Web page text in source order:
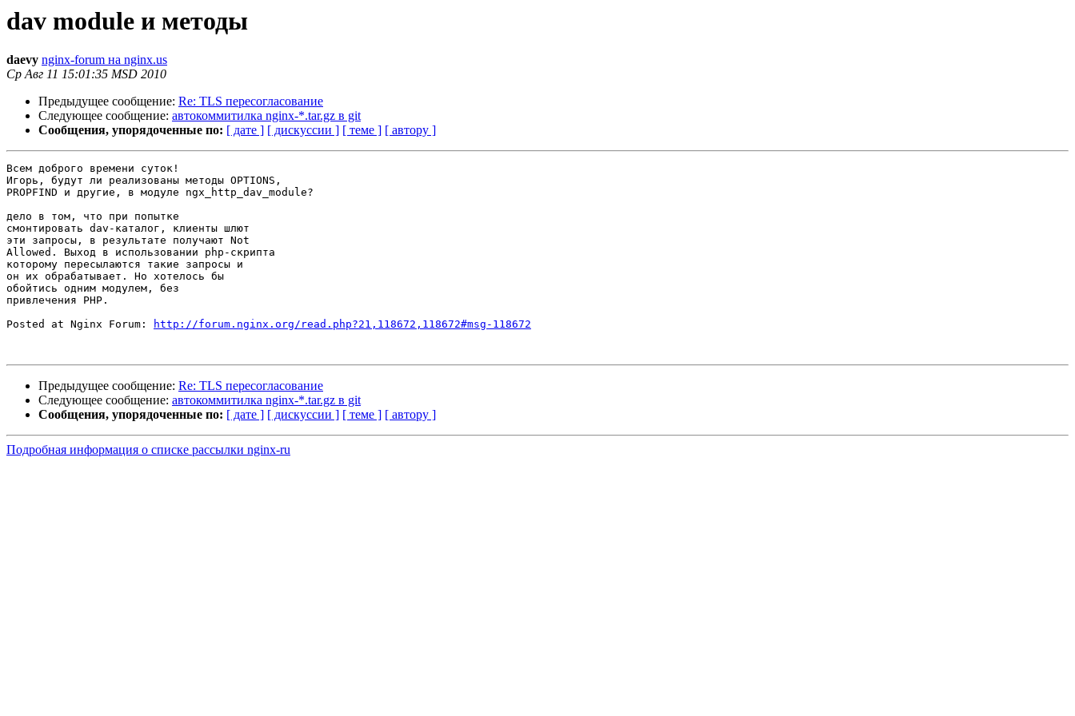
dav module и методы
daevy nginx-forum на nginx.us
Ср Авг 11 15:01:35 MSD 2010
Предыдущее сообщение: Re: TLS пересогласование
Следующее сообщение: автокоммитилка nginx-*.tar.gz в git
Сообщения, упорядоченные по: [ дате ] [ дискуссии ] [ теме ] [ автору ]
Всем доброго времени суток!
Игорь, будут ли реализованы методы OPTIONS,
PROPFIND и другие, в модуле ngx_http_dav_module?
дело в том, что при попытке
смонтировать dav-каталог, клиенты шлют
эти запросы, в результате получают Not
Allowed. Выход в использовании php-скрипта
которому пересылаются такие запросы и
он их обрабатывает. Но хотелось бы
обойтись одним модулем, без
привлечения PHP.
Posted at Nginx Forum:
http://forum.nginx.org/read.php?21,118672,118672#msg-118672
Предыдущее сообщение: Re: TLS пересогласование
Следующее сообщение: автокоммитилка nginx-*.tar.gz в git
Сообщения, упорядоченные по: [ дате ] [ дискуссии ] [ теме ] [ автору ]
Подробная информация о списке рассылки nginx-ru